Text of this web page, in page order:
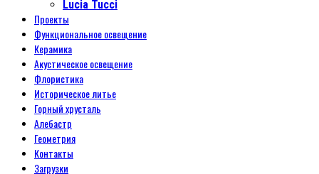
Lucia Tucci
Проекты
Функциональное освещение
Керамика
Акустическое освещение
Флористика
Историческое литье
Горный хрусталь
Алебастр
Геометрия
Контакты
Загрузки